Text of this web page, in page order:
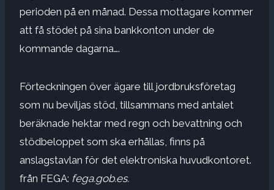
perioden på en månad. Dessa mottagare kommer
att få stödet på sina bankkonton under de
kommande dagarna….
Förteckningen över ägare till jordbruksföretag
som nu beviljas stöd, tillsammans med antalet
beräknade hektar med regn och bevattning och
stödbeloppet som ska erhållas, finns på
anslagstavlan för det elektroniska huvudkontoret.
från FEGA: fega.gob.es.